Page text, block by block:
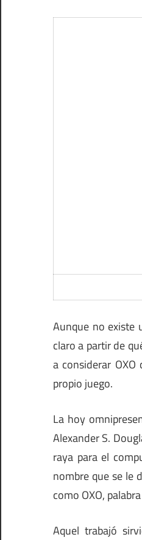
Aunque no existe
claro a partir de
a considerar
propio juego.
La hoy
Alexander S.
raya para el
nombre que se le
como OXO,
Aquel trabajó